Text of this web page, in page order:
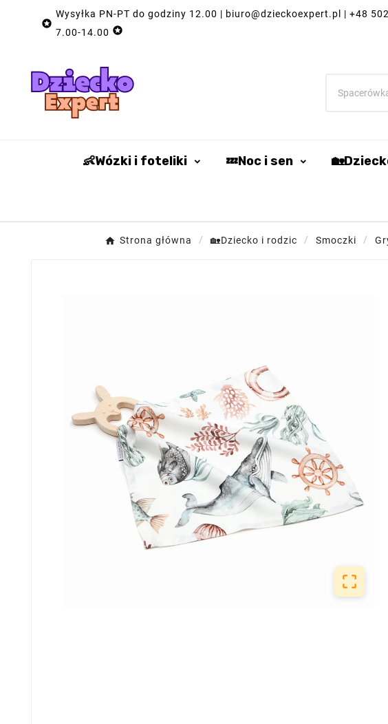

Wysyłka PN-PT do godziny 12.00 | biuro@dzieckoexpert.pl | +48
7.00-14.00 
👶Wózki i foteliki 💤Noc i sen
Strona główna 🏡Dziecko i rodzic Smoczki
